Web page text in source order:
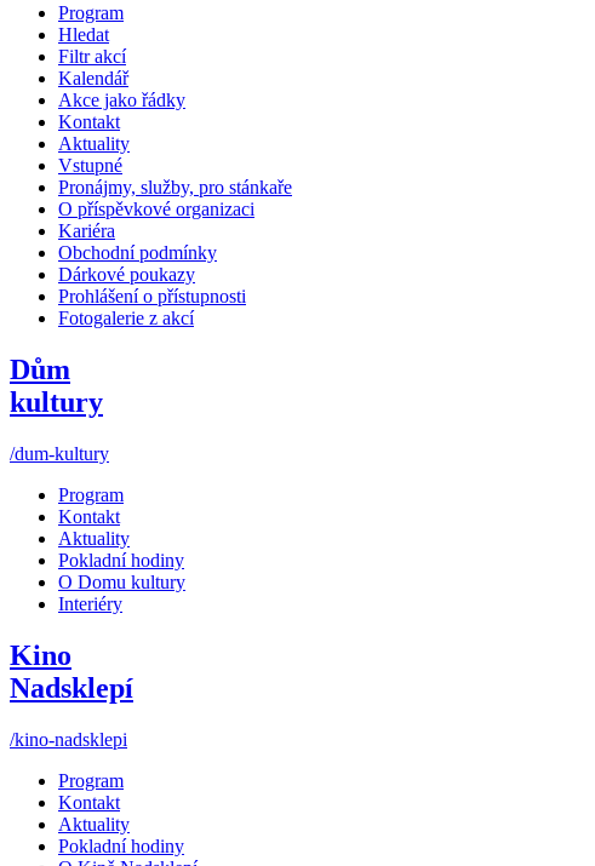
Program
Hledat
Filtr akcí
Kalendář
Akce jako řádky
Kontakt
Aktuality
Vstupné
Pronájmy, služby, pro stánkaře
O příspěvkové organizaci
Kariéra
Obchodní podmínky
Dárkové poukazy
Prohlášení o přístupnosti
Fotogalerie z akcí
Dům
kultury
/dum-kultury
Program
Kontakt
Aktuality
Pokladní hodiny
O Domu kultury
Interiéry
Kino
Nadsklepí
/kino-nadsklepi
Program
Kontakt
Aktuality
Pokladní hodiny